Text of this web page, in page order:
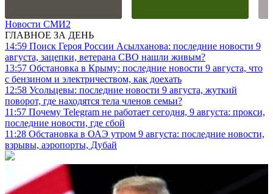
Новости СМИ2
ГЛАВНОЕ ЗА ДЕНЬ
14:59 Поиск Героя России Асылханова: последние новости 9
августа, зацепки, ветерана СВО нашли живым?
13:57 Обстановка в Крыму: последние новости 9 августа, что
с бензином и электричеством, как доехать
12:58 Усольцевы: последние новости 9 августа, жуткий
поворот, где находятся тела членов семьи?
11:57 Почему Telegram не работает сегодня, 9 августа: прокси,
последние новости, где сбой
11:28 Обстановка в ОАЭ утром 9 августа: последние новости,
взрывы, аэропорты, Дубай